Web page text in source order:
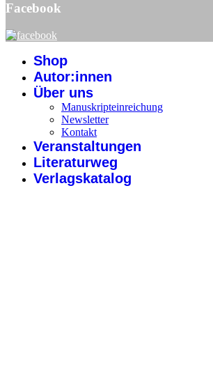
Facebook
Shop
Autor:innen
Über uns
Manuskripteinreichung
Newsletter
Kontakt
Veranstaltungen
Literaturweg
Verlagskatalog